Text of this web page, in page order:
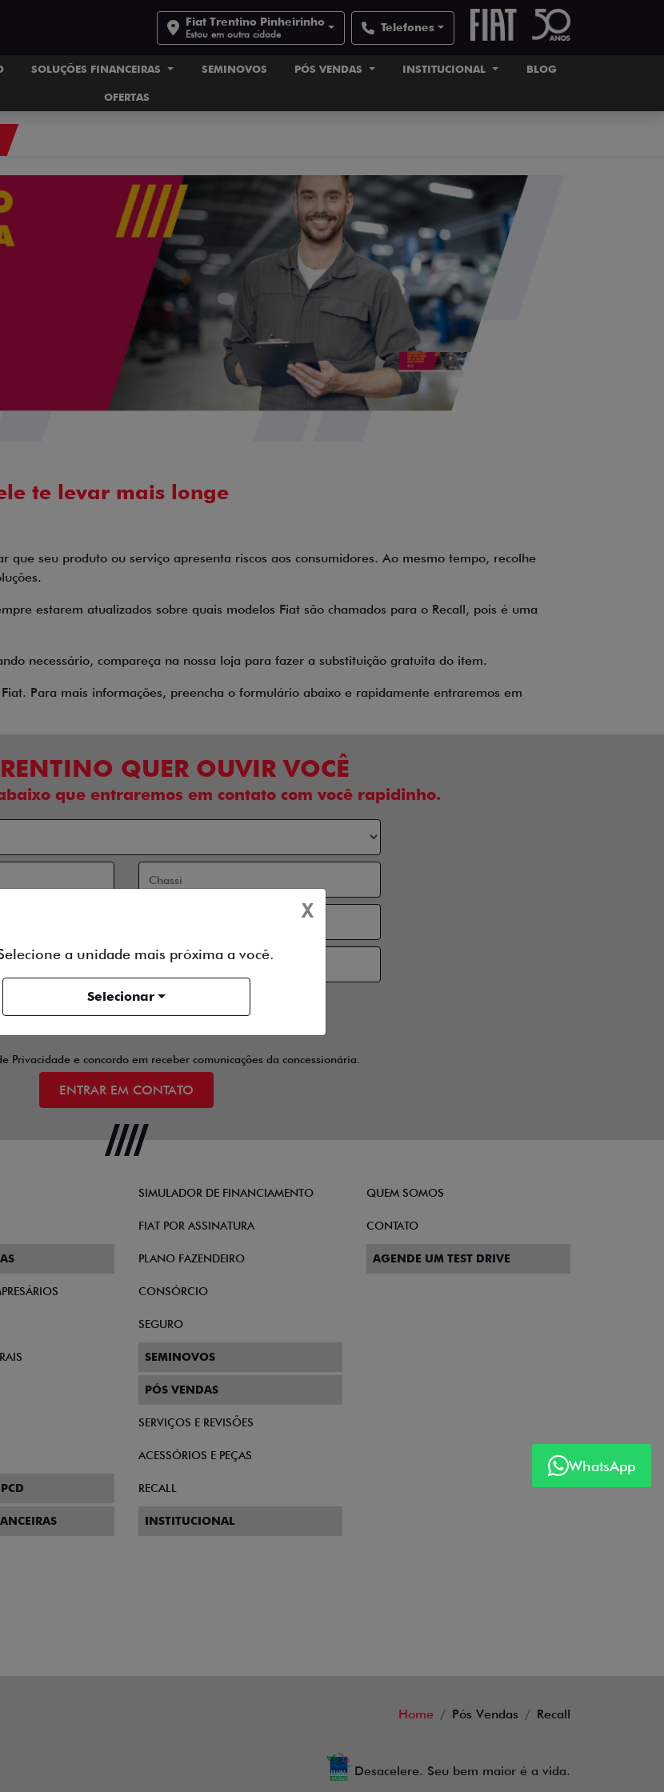
Fiat Trentino Pinheirinho
Estou em outra cidade Telefones
SOLUÇÕES FINANCEIRAS SEMINOVOS PÓS VENDAS INSTITUCIONAL BLOG
OFERTAS
te levar mais longe
seu produto ou serviço apresenta riscos aos consumidores. Ao mesmo tempo, recolhe
estarem atualizados sobre quais modelos Fiat são chamados para o Recall, pois é uma
necessário, compareça na nossa loja para fazer a substituição gratuita do item.
Para mais informações, preencha o formulário abaixo e rapidamente entraremos em
QUER OUVIR VOCÊ
que entraremos em contato com você rapidinho.
Privacidade e concordo em receber comunicações da concessionária.
ENTRAR EM CONTATO
WhatsApp
SIMULADOR DE FINANCIAMENTO
FIAT POR ASSINATURA
PLANO FAZENDEIRO
CONSÓRCIO
SEGURO
SEMINOVOS
PÓS VENDAS
SERVIÇOS E REVISÕES
ACESSÓRIOS E PEÇAS
RECALL
INSTITUCIONAL
QUEM SOMOS
CONTATO
AGENDE UM TEST DRIVE
Home Pós Vendas Recall
Desacelere. Seu bem maior é a vida.
X
a unidade mais próxima a você.
Selecionar